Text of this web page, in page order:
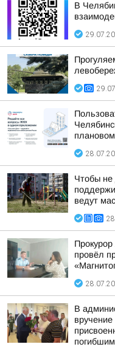
В
Чтобы не
ведут
Прокурор
провёл
В
вручение